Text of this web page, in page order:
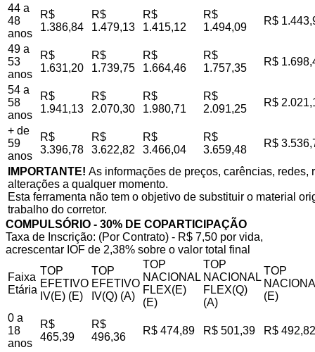
44 a
48
anos
R$
1.386,84
R$
1.479,13
R$
1.415,12
R$
1.494,09
R$
49 a
53
anos
R$
1.631,20
R$
1.739,75
R$
1.664,46
R$
1.757,35
R$
54 a
58
anos
R$
1.941,13
R$
2.070,30
R$
1.980,71
R$
2.091,25
R$
+ de
59
anos
R$
3.396,78
R$
3.622,82
R$
3.466,04
R$
3.659,48
R$
IMPORTANTE! As informações de preços, carências,
alterações a qualquer momento.
Esta ferramenta não tem o objetivo de substituir o material
trabalho do corretor.
COMPULSÓRIO - 30% DE COPARTICIPAÇÃO
Taxa de Inscrição: (Por Contrato) - R$ 7,50 por vida,
acrescentar IOF de 2,38% sobre o valor total final
Faixa
Etária
TOP
EFETIVO
IV(E) (E)
TOP
EFETIVO
IV(Q) (A)
TOP
NACIONAL
FLEX(E)
(E)
TOP
NACIONAL
FLEX(Q)
(A)
TOP
(E)
0 a
18
anos
R$
465,39
R$
496,36
R$ 474,89 R$ 501,39 R$ 492,82